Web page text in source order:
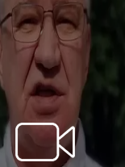
Думы IX созыва.